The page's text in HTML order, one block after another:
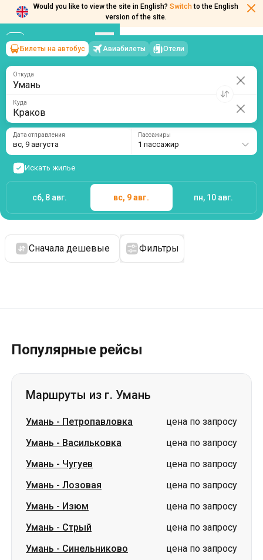
Would you like to view the site in English? Switch to the English
version of the site.
Умань→ Краков
вс, 9 августа/1 пассажир
Билеты на автобус Авиабилеты Отели
Откуда
Куда
Дата отправления
вс, 9 августа
Пассажиры
1 пассажир
Искать жилье
сб, 8 авг. вс, 9 авг. пн, 10 авг.
Сначала дешевые Фильтры
Популярные рейсы
Маршруты из г. Умань
Умань - Петропавловка
цена по запросу
Умань - Васильковка
цена по запросу
Умань - Чугуев
цена по запросу
Умань - Лозовая
цена по запросу
Умань - Изюм
цена по запросу
Умань - Стрый
цена по запросу
Умань - Синельниково
цена по запросу